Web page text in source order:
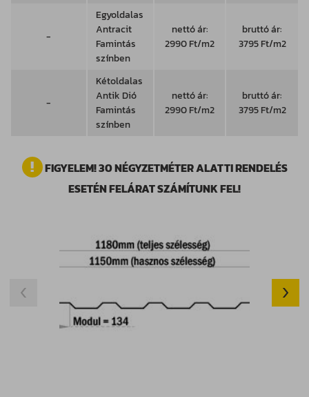
-
Egyoldalas
Antracit
Famintás
színben
nettó ár:
2990 Ft/m2
bruttó ár:
3795 Ft/m2
-
Kétoldalas
Antik Dió
Famintás
színben
nettó ár:
2990 Ft/m2
bruttó ár:
3795 Ft/m2
FIGYELEM! 30 NÉGYZETMÉTER ALATTI RENDELÉS
ESETÉN FELÁRAT SZÁMÍTUNK FEL!